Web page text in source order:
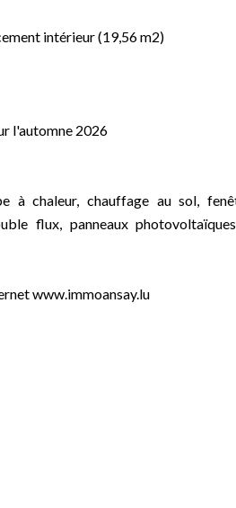
intérieur (19,56 m2)
l'automne 2026
à chaleur, chauffage au sol,
flux, panneaux
www.immoansay.lu